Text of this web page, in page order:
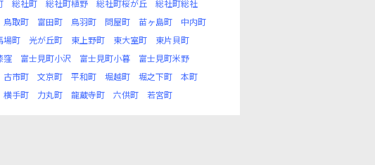
総社町 総社町植野 総社町桜が丘
総社町総社
鳥取町 富田町 鳥羽町 問屋町 苗ヶ島町
中内町
場町 光が丘町 東上野町 東大室町
東片貝町
窪 富士見町小沢 富士見町小暮
富士見町米野
古市町 文京町 平和町 堀越町 堀之下町
本町
横手町 力丸町 龍蔵寺町 六供町 若宮町